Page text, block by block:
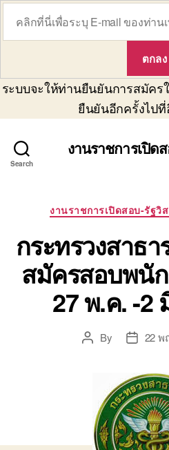
ระบบจะให้ท่านยืนยันการสมัคร
ยืนยันอีกครั้งไป
Search
งานราชการเปิด
งานราชการเปิดสอบ-รัฐวิ
กระทรวงสาธ
สมัครสอบพนั
27 พ.ค. -2
PostBy
Post22 พ